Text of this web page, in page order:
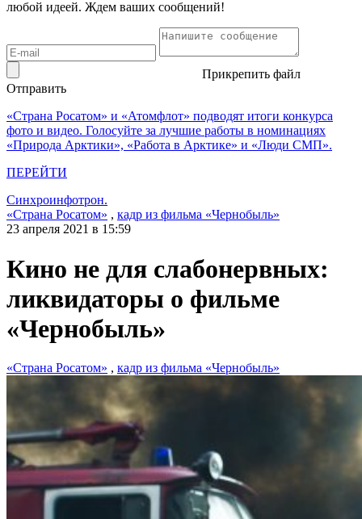
любой идеей. Ждем ваших сообщений!
Прикрепить файл
Отправить
«Страна Росатом» и «Атомфлот» подводят итоги конкурса
фото и видео. Голосуйте за лучшие работы в номинациях
«Природа Арктики», «Работа в Арктике» и «Люди СМП».
ПЕРЕЙТИ
Синхроинфотрон.
«Страна Росатом» , кадр из фильма «Чернобыль»
23 апреля 2021 в 15:59
Кино не для слабонервных:
ликвидаторы о фильме
«Чернобыль»
«Страна Росатом» , кадр из фильма «Чернобыль»